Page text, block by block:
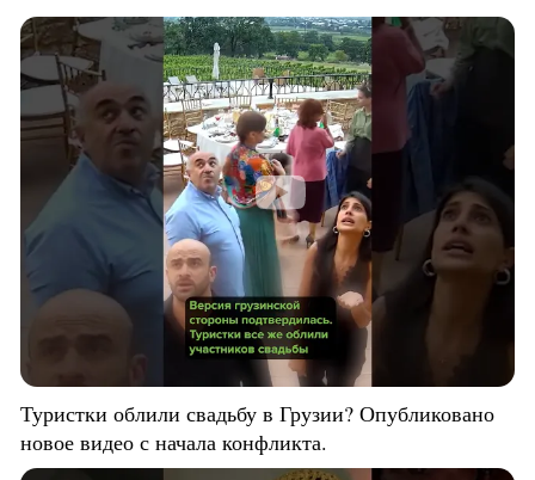
Туристки облили свадьбу в Грузии? Опубликовано
новое видео с начала конфликта.